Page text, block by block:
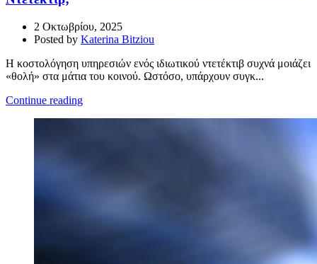
2 Οκτωβρίου, 2025
Posted by Katerina Bitziou
Η κοστολόγηση υπηρεσιών ενός ιδιωτικού ντετέκτιβ συχνά μοιάζει
«θολή» στα μάτια του κοινού. Ωστόσο, υπάρχουν συγκ...
Continue reading